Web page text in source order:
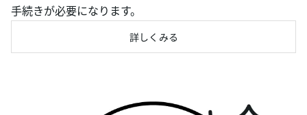
手続きが必要になります。
詳しくみる